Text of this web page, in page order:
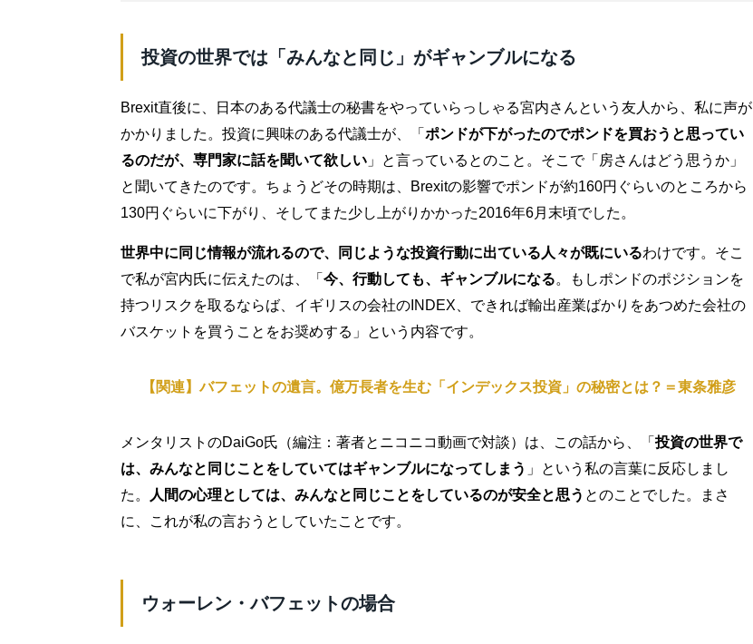
投資の世界では「みんなと同じ」がギャンブルになる
Brexit直後に、日本のある代議士の秘書をやっていらっしゃる宮内さんという友人から、私に声が
かかりました。投資に興味のある代議士が、「 ポンドが下がったのでポンドを買おうと思ってい
るのだが、専門家に話を聞いて欲しい 」と言っているとのこと。そこで「房さんはどう思うか」
と聞いてきたのです。ちょうどその時期は、Brexitの影響でポンドが約160円ぐらいのところから
130円ぐらいに下がり、そしてまた少し上がりかかった2016年6月末頃でした。
世界中に同じ情報が流れるので、同じような投資行動に出ている人々が既にいるわけです。そこ
で私が宮内氏に伝えたのは、「 今、行動しても、ギャンブルになる。もしポンドのポジションを
持つリスクを取るならば、イギリスの会社のINDEX、できれば輸出産業ばかりをあつめた会社の
バスケットを買うことをお奨めする」という内容です。
【関連】バフェットの遺言。億万長者を生む「インデックス投資」の秘密とは？＝東条雅彦
メンタリストのDaiGo氏（編注：著者とニコニコ動画で対談）は、この話から、「投資の世界で
は、みんなと同じことをしていてはギャンブルになってしまう 」という私の言葉に反応しまし
た。
人間の心理としては、みんなと同じことをしているのが安全と思う とのことでした。まさ
に、これが私の言おうとしていたことです。
ウォーレン・バフェットの場合